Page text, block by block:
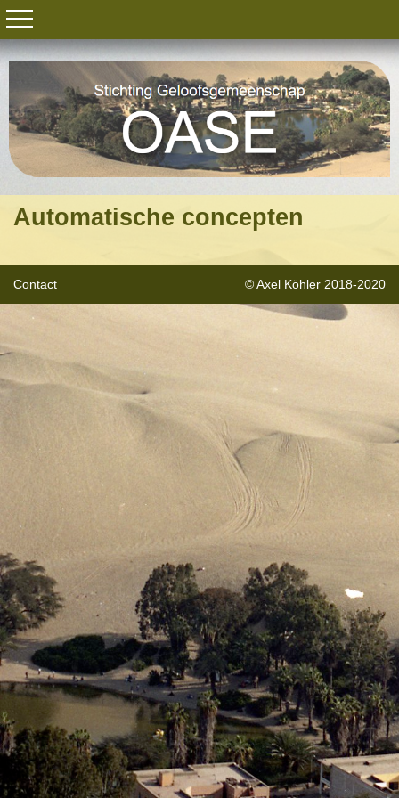
Automatische concepten
Contact © Axel Köhler 2018-2020